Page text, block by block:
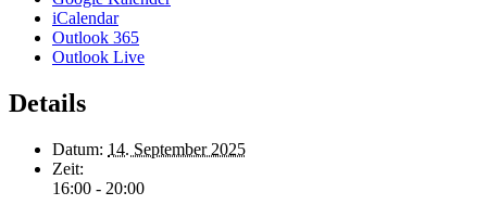
iCalendar
Outlook 365
Outlook Live
Details
Datum: 14. September 2025
Zeit:
16:00 - 20:00